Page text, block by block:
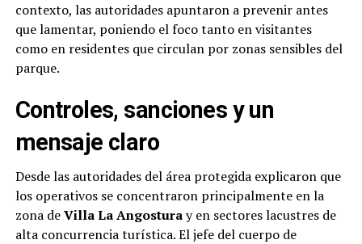
contexto, las autoridades apuntaron a prevenir antes
que lamentar, poniendo el foco tanto en visitantes
como en residentes que circulan por zonas sensibles del
parque.
Controles, sanciones y un
mensaje claro
Desde las autoridades del área protegida explicaron que
los operativos se concentraron principalmente en la
zona deVilla La Angosturay en sectores lacustres de
alta concurrencia turística. El jefe del cuerpo de